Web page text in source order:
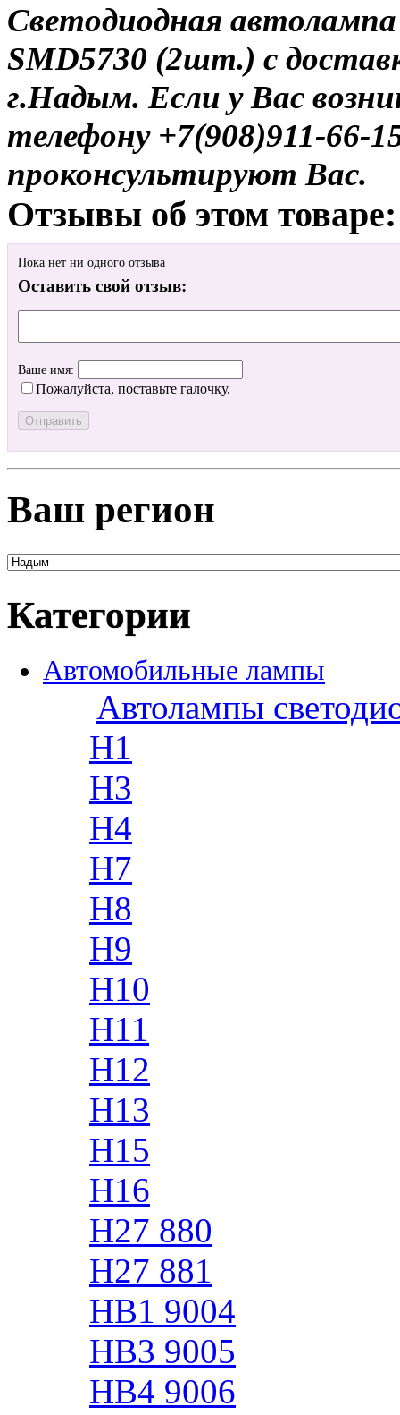
Светодиодная
SMD5730 (2шт.) с
г.Надым. Если у Вас
телефону +7(908)911-
проконсультируют Вас.
Отзывы об этом товаре:
Пока нет ни одного отзыва
Оставить свой отзыв:
Ваше имя:
Пожалуйста, поставьте галочку.
Ваш регион
Категории
Автомобильные лампы
Автолампы
H1
H3
H4
H7
H8
H9
H10
H11
H12
H13
H15
H16
H27 880
H27 881
HB1 9004
HB3 9005
HB4 9006